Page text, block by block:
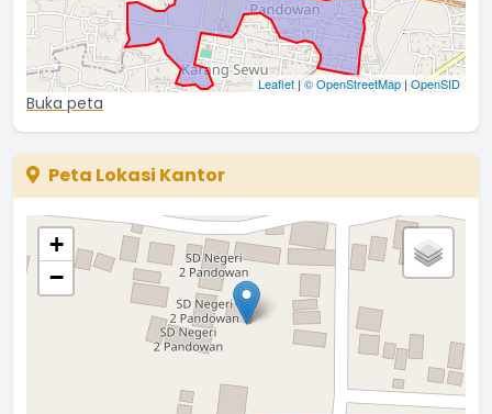
Leaflet | © OpenStreetMap|OpenSID
Buka peta
Peta Lokasi Kantor
+
−